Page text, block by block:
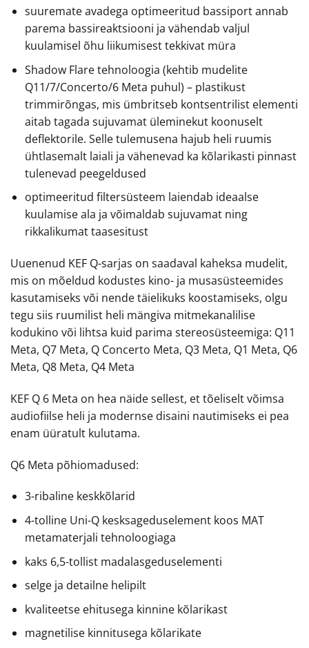
suuremate avadega optimeeritud bassiport annab
parema bassireaktsiooni ja vähendab valjul
kuulamisel õhu liikumisest tekkivat müra
Shadow Flare tehnoloogia (kehtib mudelite
Q11/7/Concerto/6 Meta puhul) – plastikust
trimmirõngas, mis ümbritseb kontsentrilist elementi
aitab tagada sujuvamat üleminekut koonuselt
deflektorile. Selle tulemusena hajub heli ruumis
ühtlasemalt laiali ja vähenevad ka kõlarikasti pinnast
tulenevad peegeldused
optimeeritud filtersüsteem laiendab ideaalse
kuulamise ala ja võimaldab sujuvamat ning
rikkalikumat taasesitust
Uuenenud KEF Q-sarjas on saadaval kaheksa mudelit,
mis on mõeldud kodustes kino- ja musasüsteemides
kasutamiseks või nende täielikuks koostamiseks, olgu
tegu siis ruumilist heli mängiva mitmekanalilise
kodukino või lihtsa kuid parima stereosüsteemiga: Q11
Meta, Q7 Meta, Q Concerto Meta, Q3 Meta, Q1 Meta, Q6
Meta, Q8 Meta, Q4 Meta
KEF Q 6 Meta on hea näide sellest, et tõeliselt võimsa
audiofiilse heli ja modernse disaini nautimiseks ei pea
enam üüratult kulutama.
Q6 Meta põhiomadused:
3-ribaline keskkõlarid
4-tolline Uni-Q kesksageduselement koos MAT
metamaterjali tehnoloogiaga
kaks 6,5-tollist madalasgeduselementi
selge ja detailne helipilt
kvaliteetse ehitusega kinnine kõlarikast
magnetilise kinnitusega kõlarikate